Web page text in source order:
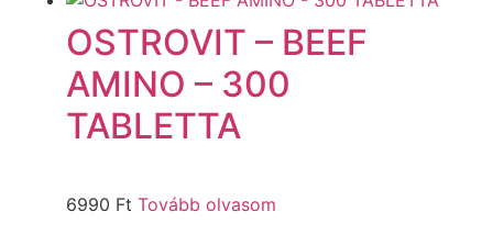
OSTROVIT – BEEF
AMINO – 300
TABLETTA
6990 Ft Tovább olvasom